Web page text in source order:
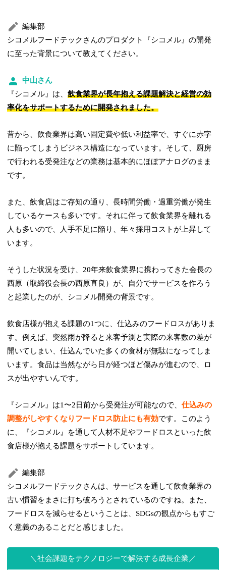
編集部
シコメルフードテックさんのプロダクト『シコメル』の開発
に至った背景について教えてください。
中山さん
『シコメル』は、飲食業界が長年抱える課題解決と経営の効
率化をサポートするために開発されました。
昔から、飲食業界は高い固定費や低い利益率で、すぐに赤字
に陥ってしまうビジネス構造になっています。そして、厨房
で行われる受発注などの業務は基本的にほぼアナログのまま
です。
また、飲食店はご存知の通り、長時間労働・過重労働が発生
しているケースも多いです。それに伴って飲食業界を離れる
人も多いので、人手不足に陥り、年々採用コストが上昇して
います。
そうした状況を受け、20年来飲食業界に携わってきた会長の
西原（取締役会長の西原直良）が、自分でサービスを作ろう
と起業したのが、シコメル開発の背景です。
飲食店様が抱える課題の1つに、仕込みのフードロスがありま
す。例えば、突然雨が降ると来客予測と実際の来客数の差が
開いてしまい、仕込んでいた多くの食材が無駄になってしま
います。食品は当然ながら日が経つほど傷みが進むので、ロ
スが出やすいんです。
『シコメル』は1〜2日前から受発注が可能なので、仕込みの
調整がしやすくなりフードロス防止にも有効です。このよう
に、『シコメル』を通して人材不足やフードロスといった飲
食店様が抱える課題をサポートしています。
編集部
シコメルフードテックさんは、サービスを通して飲食業界の
古い慣習をまさに打ち破ろうとされているのですね。また、
フードロスを減らせるということは、SDGsの観点からもすご
く意義のあることだと感じました。
社会課題をテクノロジーで解決する成長企業